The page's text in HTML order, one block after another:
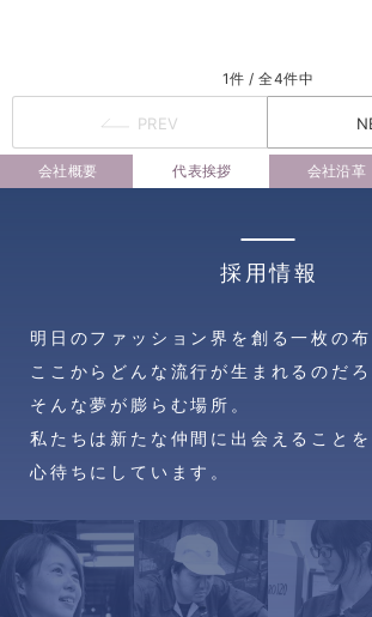
1件 / 全4件中
PREV
会社概要 代表挨拶 会社沿革
採用情報
明日のファッション界を創る一枚の布
ここからどんな流行が生まれるのだろ
そんな夢が膨らむ場所。
私たちは新たな仲間に出会えることを
心待ちにしています。